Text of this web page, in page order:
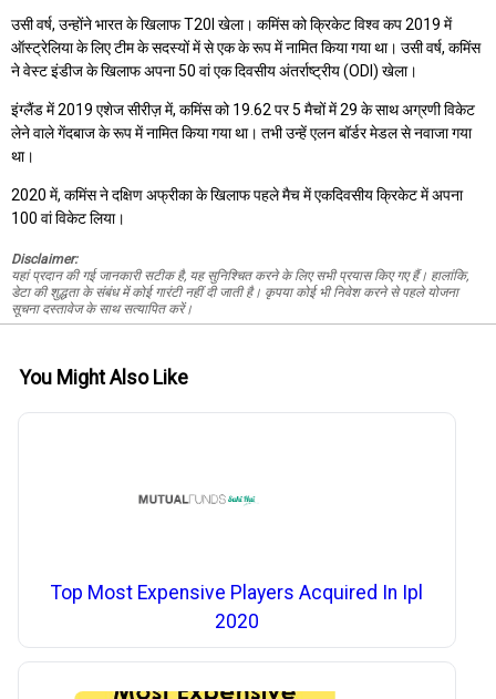
उसी वर्ष, उन्होंने भारत के खिलाफ T20I खेला। कमिंस को क्रिकेट विश्व कप 2019 में
ऑस्ट्रेलिया के लिए टीम के सदस्यों में से एक के रूप में नामित किया गया था। उसी वर्ष, कमिंस
ने वेस्ट इंडीज के खिलाफ अपना 50 वां एक दिवसीय अंतर्राष्ट्रीय (ODI) खेला।
इंग्लैंड में 2019 एशेज सीरीज़ में, कमिंस को 19.62 पर 5 मैचों में 29 के साथ अग्रणी विकेट
लेने वाले गेंदबाज के रूप में नामित किया गया था। तभी उन्हें एलन बॉर्डर मेडल से नवाजा गया
था।
2020 में, कमिंस ने दक्षिण अफ्रीका के खिलाफ पहले मैच में एकदिवसीय क्रिकेट में अपना
100 वां विकेट लिया।
Disclaimer:
यहां प्रदान की गई जानकारी सटीक है, यह सुनिश्चित करने के लिए सभी प्रयास किए गए हैं। हालांकि,
डेटा की शुद्धता के संबंध में कोई गारंटी नहीं दी जाती है। कृपया कोई भी निवेश करने से पहले योजना
सूचना दस्तावेज के साथ सत्यापित करें।
You Might Also Like
Top Most Expensive Players Acquired In Ipl
2020